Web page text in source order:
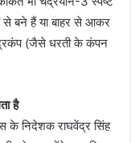
से बने हैं या बाहर से आकर
(जैसे धरती के कंपन
है
के निदेशक राघवेंद्र सिंह